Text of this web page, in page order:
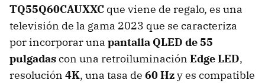
TQ55Q60CAUXXC que viene de regalo, es una
televisión de la gama 2023 que se caracteriza
por incorporar una pantalla QLED de 55
pulgadascon una retroiluminación Edge LED,
resolución 4K, una tasa de 60 Hzy es compatible